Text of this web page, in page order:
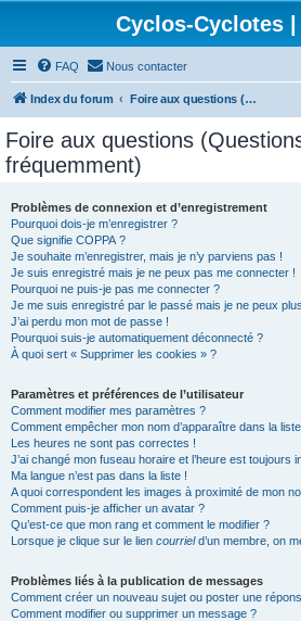
Cyclos-Cyclotes |
FAQ Nous contacter
Index du forum Foire aux questions (Questions posées fréquemment)
Foire aux questions
fréquemment)
Problèmes de connexion et d’enregistrement
Pourquoi dois-je m’enregistrer ?
Que signifie COPPA ?
Je souhaite m’enregistrer, mais je n’y parviens pas !
Je suis enregistré mais je ne peux pas me connecter !
Pourquoi ne puis-je pas me connecter ?
Je me suis enregistré par le passé mais je ne peux
J’ai perdu mon mot de passe !
Pourquoi suis-je automatiquement déconnecté ?
À quoi sert « Supprimer les cookies » ?
Paramètres et préférences de l’utilisateur
Comment modifier mes paramètres ?
Comment empêcher mon nom d’apparaître dans la
Les heures ne sont pas correctes !
J’ai changé mon fuseau horaire et l’heure est toujours
Ma langue n’est pas dans la liste !
A quoi correspondent les images à proximité de mon
Comment puis-je afficher un avatar ?
Qu’est-ce que mon rang et comment le modifier ?
Lorsque je clique sur le lien courrield’un membre, on
Problèmes liés à la publication de messages
Comment créer un nouveau sujet ou poster une
Comment modifier ou supprimer un message ?